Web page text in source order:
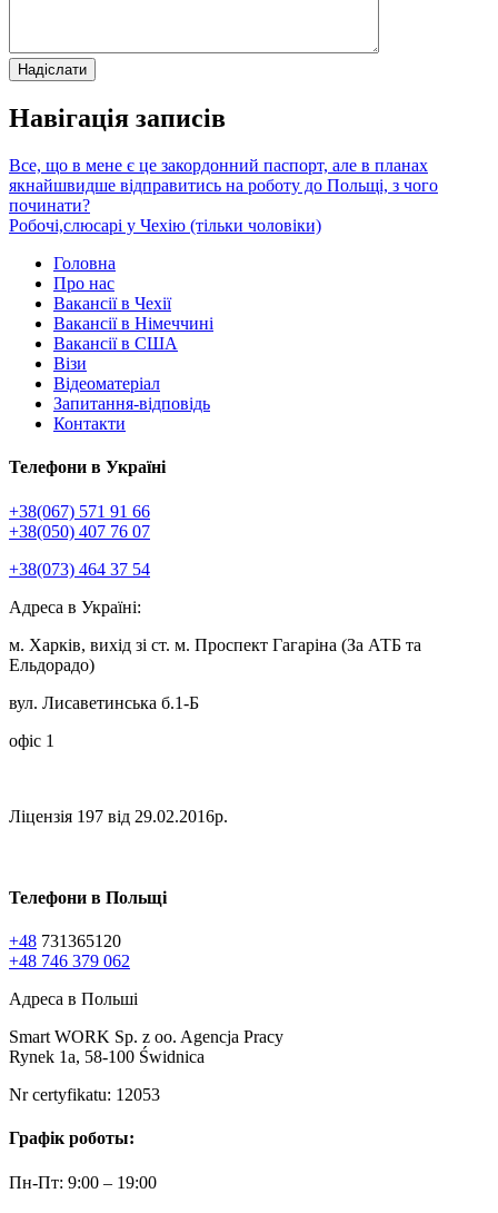
Навігація записів
Все, що в мене є це закордонний паспорт, але в планах
якнайшвидше відправитись на роботу до Польщі, з чого
починати?
Робочі,слюсарі у Чехію (тільки чоловіки)
Головна
Про нас
Вакансії в Чехії
Вакансії в Німеччині
Вакансії в США
Візи
Відеоматеріал
Запитання-відповідь
Контакти
Телефони в Україні
+38(067) 571 91 66
+38(050) 407 76 07
+38(073) 464 37 54
Адреса в Україні:
м. Харків, вихід зі ст. м. Проспект Гагаріна (За АТБ та
Ельдорадо)
вул. Лисаветинська б.1-Б
офіс 1
Ліцензія 197 від 29.02.2016р.
Телефони в Польщі
+48 731365120
+48 746 379 062
Адреса в Польші
Smart WORK Sp. z oo. Agencja Pracy
Rynek 1a, 58-100 Świdnica
Nr certyfikatu: 12053
Графік роботы:
Пн-Пт: 9:00 – 19:00